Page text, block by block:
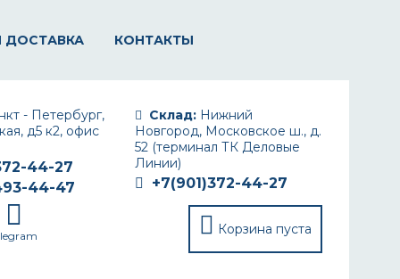
ДОСТАВКА КОНТАКТЫ
Склад: Нижний
Новгород, Московское ш., д.
52 (терминал ТК Деловые
Линии)
+7(901)372-44-27
Корзина пуста
- Петербург,
д5 к2, офис
44-27
44-47